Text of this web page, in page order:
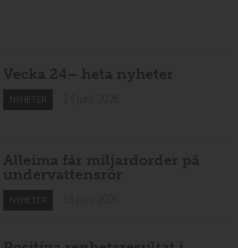
Vecka 24– heta nyheter
NYHETER
Alleima får miljardorder på
undervattensrör
NYHETER